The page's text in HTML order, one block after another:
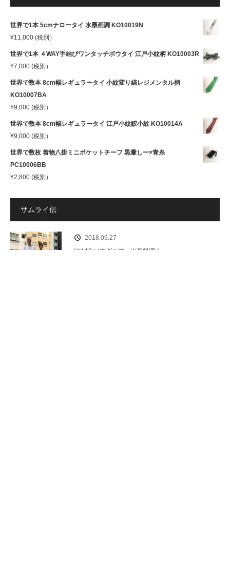
世界で1本 5cmナロータイ 水墨画調 KO10019N
¥11,000 (税別）
世界で1本 ４WAY手結びワンタッチボウタイ 江戸小紋柄 KO10003R
¥7,000 (税別）
世界で数本 8cm幅レギュラータイ 小紋変り縞レジメンタル柄
KO10007BA
¥9,000 (税別）
世界で数本 8cm幅レギュラータイ 江戸小紋鮫小紋 KO10014A
¥9,000 (税別）
世界で数枚 着物八掛ミニポケットチーフ 黒暈しー×青糸
PC10006BB
¥2,800 (税別）
サムライ伝
2018.09.27
Vol.10 ソウダルア 出張料理人